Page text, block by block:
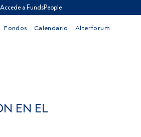
Accede a FundsPeople
Fondos Calendario Alterforum
EN EL